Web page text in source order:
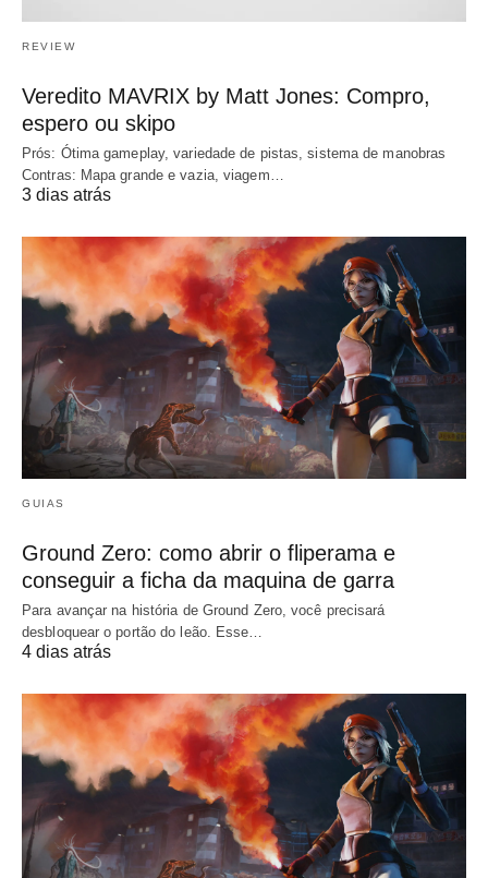
REVIEW
Veredito MAVRIX by Matt Jones: Compro,
espero ou skipo
Prós: Ótima gameplay, variedade de pistas, sistema de manobras
Contras: Mapa grande e vazia, viagem…
3 dias atrás
GUIAS
Ground Zero: como abrir o fliperama e
conseguir a ficha da maquina de garra
Para avançar na história de Ground Zero, você precisará
desbloquear o portão do leão. Esse…
4 dias atrás